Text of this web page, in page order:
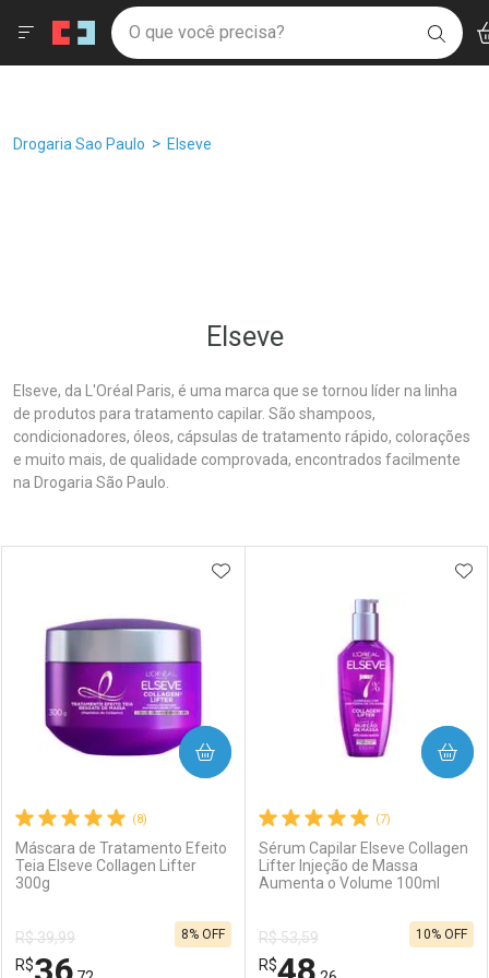
Drogaria São Paulo
Ir direto para a home
pela página
Ir direto para o conteúdo
Ir direto para a busca
Ir direto para a notificações
Faça a sua busca
O que você precisa?
Menu
Breadcrumb
Drogaria Sao Paulo Elseve
Elseve
Elseve, da L'Oréal Paris, é uma marca que se tornou líder na linha
de produtos para tratamento capilar. São shampoos,
condicionadores, óleos, cápsulas de tratamento rápido, colorações
e muito mais, de qualidade comprovada, encontrados facilmente
na Drogaria São Paulo.
(8)
Máscara de Tratamento Efeito
Teia Elseve Collagen Lifter
300g
R$ 39,99
R$
8% OFF
ADICIONAR AOS FAVORITOS
COMPRAR
(7)
Sérum Capilar Elseve Collagen
Lifter Injeção de Massa
Aumenta o Volume 100ml
R$ 53,59
R$
10% OFF
COMPRAR
Âncoras
Filtros Ordenar por